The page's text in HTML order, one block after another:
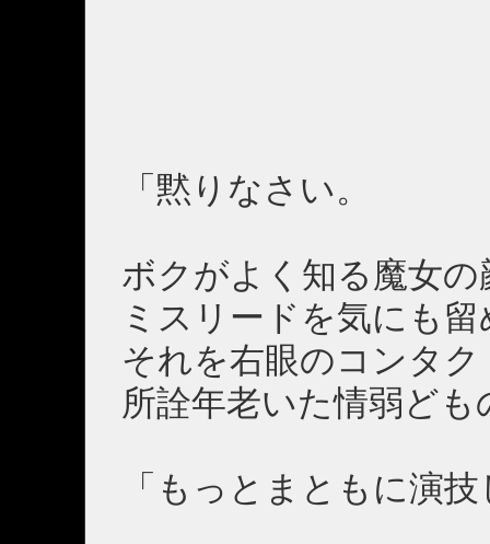
「黙りなさい。
ボクがよく知る魔女
ミスリードを気にも
それを右眼のコンタ
所詮年老いた情弱ども
「もっとまともに演